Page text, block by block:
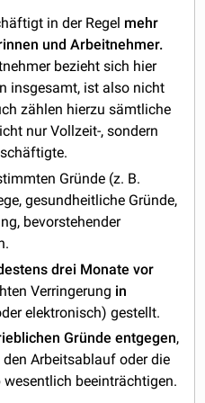
in der Regel mehr
und Arbeitnehmer.
bezieht sich hier
insgesamt, ist also nicht
zählen hierzu sämtliche
nur Vollzeit-, sondern
Gründe (z. B.
gesundheitliche Gründe,
bevorstehender
drei Monate vor
Verringerung in
elektronisch) gestellt.
Gründe entgegen,
Arbeitsablauf oder die
beeinträchtigen.